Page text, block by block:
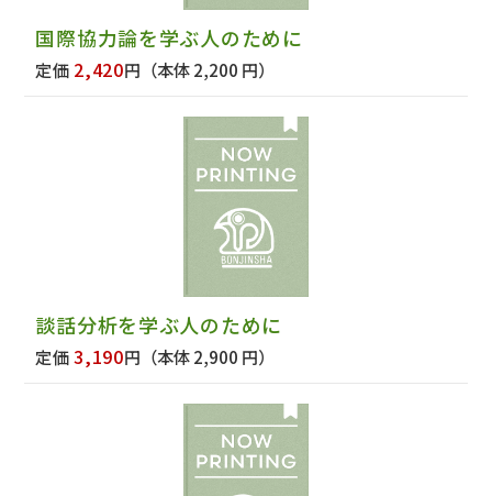
国際協力論を学ぶ人のために
定価 2,420円 （本体 2,200 円）
談話分析を学ぶ人のために
定価3,190円 （本体 2,900 円）